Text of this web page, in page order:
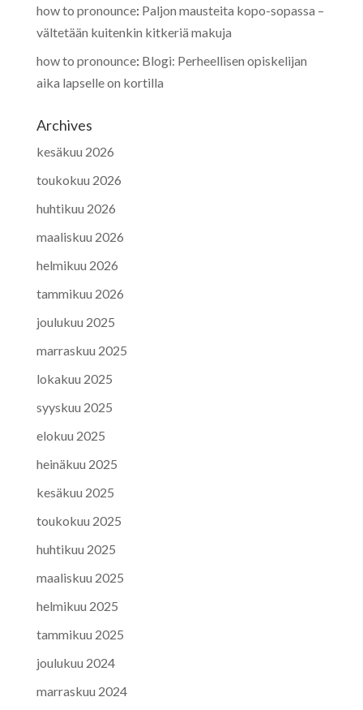
how to pronounce: Paljon mausteita kopo-sopassa –
vältetään kuitenkin kitkeriä makuja
how to pronounce: Blogi: Perheellisen opiskelijan
aika lapselle on kortilla
Archives
kesäkuu 2026
toukokuu 2026
huhtikuu 2026
maaliskuu 2026
helmikuu 2026
tammikuu 2026
joulukuu 2025
marraskuu 2025
lokakuu 2025
syyskuu 2025
elokuu 2025
heinäkuu 2025
kesäkuu 2025
toukokuu 2025
huhtikuu 2025
maaliskuu 2025
helmikuu 2025
tammikuu 2025
joulukuu 2024
marraskuu 2024